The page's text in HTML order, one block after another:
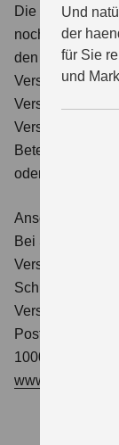
Und
der
für Sie
und
Die Weitkamp
noch indirekte
den
Beteiligung von
oder am Kapital
Anschrift
Bei
Postfach 080622
10006 Berlin